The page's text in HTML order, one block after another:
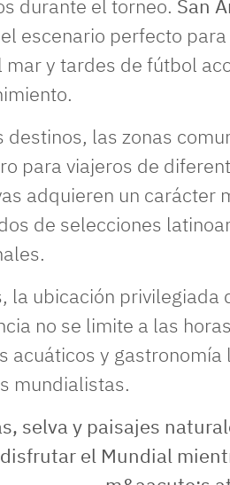
durante el torneo. San
escenario perfecto
mar y tardes de fútbol
destinos, las zonas
para viajeros de
adquieren un carácter
de selecciones
la ubicación privilegiada
no se limite a las
acuáticos y
mundialistas.